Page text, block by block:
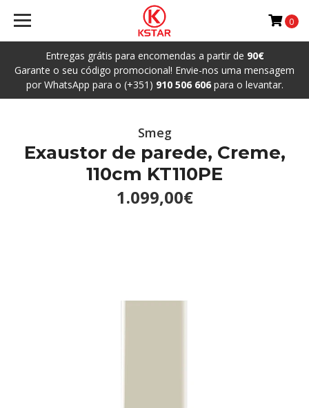
Entregas grátis para encomendas a partir de 90€
Garante o seu código promocional! Envie-nos uma mensagem
por WhatsApp para o (+351) 910 506 606para o levantar.
0
Smeg
Exaustor de parede, Creme,
110cm KT110PE
1.099,00€